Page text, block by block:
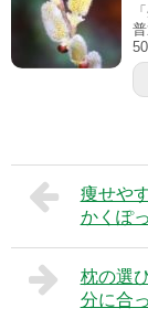
痩せや
かくぽ
枕の選
分に合